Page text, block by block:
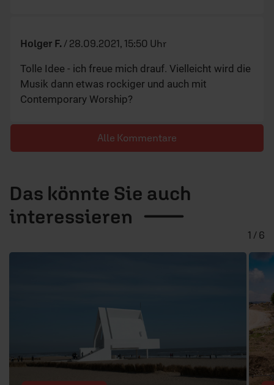
Holger F. / 28.09.2021, 15:50 Uhr
Tolle Idee - ich freue mich drauf. Vielleicht wird die
Musik dann etwas rockiger und auch mit
Contemporary Worship?
Alle Kommentare
Das könnte Sie auch
interessieren
1 / 6